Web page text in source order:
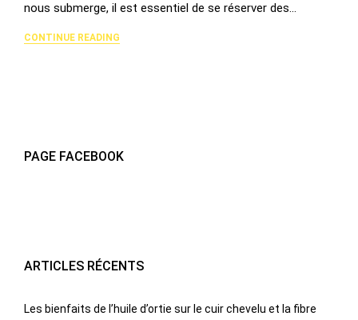
nous submerge, il est essentiel de se réserver des…
CONTINUE READING
PAGE FACEBOOK
ARTICLES RÉCENTS
Les bienfaits de l’huile d’ortie sur le cuir chevelu et la fibre